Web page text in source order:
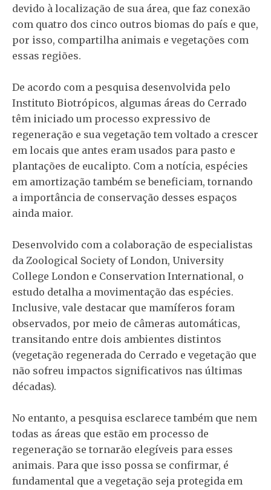
devido à localização de sua área, que faz conexão
com quatro dos cinco outros biomas do país e que,
por isso, compartilha animais e vegetações com
essas regiões.
De acordo com a pesquisa desenvolvida pelo
Instituto Biotrópicos, algumas áreas do Cerrado
têm iniciado um processo expressivo de
regeneração e sua vegetação tem voltado a crescer
em locais que antes eram usados para pasto e
plantações de eucalipto. Com a notícia, espécies
em amortização também se beneficiam, tornando
a importância de conservação desses espaços
ainda maior.
Desenvolvido com a colaboração de especialistas
da Zoological Society of London, University
College London e Conservation International, o
estudo detalha a movimentação das espécies.
Inclusive, vale destacar que mamíferos foram
observados, por meio de câmeras automáticas,
transitando entre dois ambientes distintos
(vegetação regenerada do Cerrado e vegetação que
não sofreu impactos significativos nas últimas
décadas).
No entanto, a pesquisa esclarece também que nem
todas as áreas que estão em processo de
regeneração se tornarão elegíveis para esses
animais. Para que isso possa se confirmar, é
fundamental que a vegetação seja protegida em